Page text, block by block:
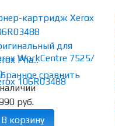
сравнить
картридж Xerox
для
Pha...
руб.
В корзину